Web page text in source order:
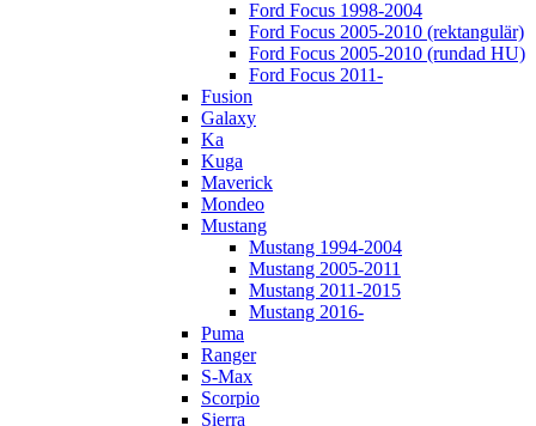
Ford Focus 1998-2004
Ford Focus 2005-2010 (rektangulär)
Ford Focus 2005-2010 (rundad HU)
Ford Focus 2011-
Fusion
Galaxy
Ka
Kuga
Maverick
Mondeo
Mustang
Mustang 1994-2004
Mustang 2005-2011
Mustang 2011-2015
Mustang 2016-
Puma
Ranger
S-Max
Scorpio
Sierra